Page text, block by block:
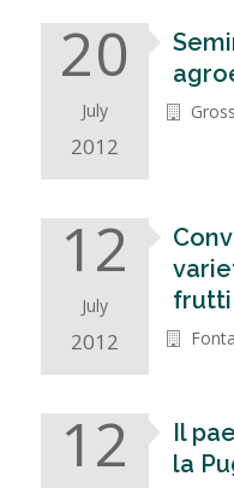
20
July
2012
12
July
2012
frutti
12
Il
la